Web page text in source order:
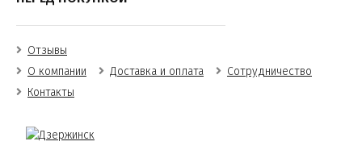
Отзывы
О компании
Доставка и оплата
Сотрудничество
Контакты